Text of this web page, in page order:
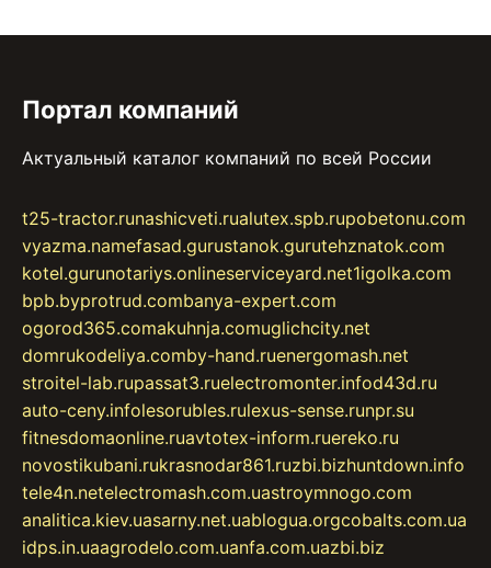
Портал компаний
Актуальный каталог компаний по всей России
t25-tractor.runashicveti.rualutex.spb.rupobetonu.com
vyazma.namefasad.gurustanok.gurutehznatok.com
kotel.gurunotariys.onlineserviceyard.net1igolka.com
bpb.byprotrud.combanya-expert.com
ogorod365.comakuhnja.comuglichcity.net
domrukodeliya.comby-hand.ruenergomash.net
stroitel-lab.rupassat3.ruelectromonter.infod43d.ru
auto-ceny.infolesorubles.rulexus-sense.runpr.su
fitnesdomaonline.ruavtotex-inform.ruereko.ru
novostikubani.rukrasnodar861.ruzbi.bizhuntdown.info
tele4n.netelectromash.com.uastroymnogo.com
analitica.kiev.uasarny.net.uablogua.orgcobalts.com.ua
idps.in.uaagrodelo.com.uanfa.com.uazbi.biz